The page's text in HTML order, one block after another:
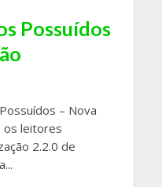
Possuídos
– Nova
os leitores
2.2.0 de